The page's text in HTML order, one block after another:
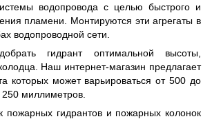
водопровода с целью быстрого и
пламени. Монтируются эти агрегаты в
водопроводной сети.
гидрант оптимальной высоты,
Наш интернет-магазин предлагает
которых может варьироваться от 500 до
миллиметров.
пожарных гидрантов и пожарных колонок